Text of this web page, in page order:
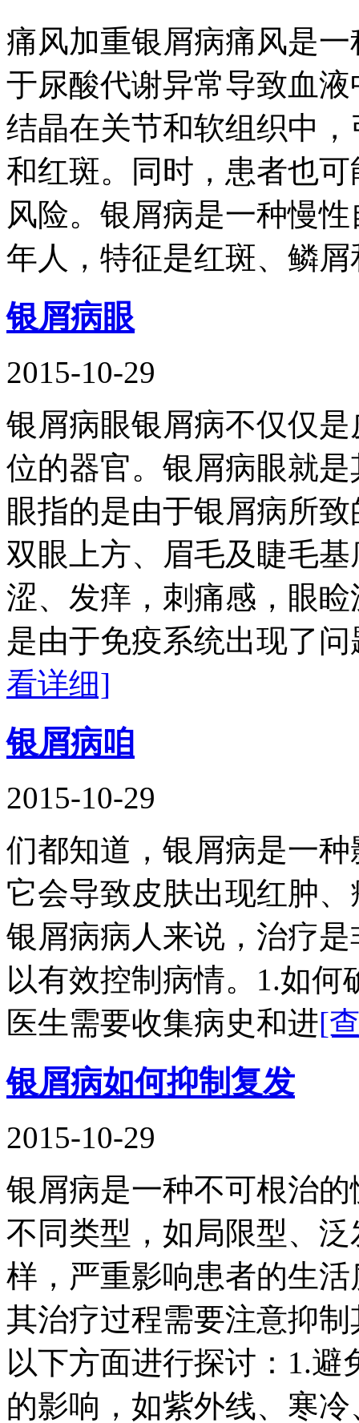
痛风加重银屑病痛风是
于尿酸代谢异常导致血
结晶在关节和软组织中
和红斑。同时，患者也
风险。银屑病是一种慢
年人，特征是红斑、鳞
银屑病眼
2015-10-29
银屑病眼银屑病不仅仅
位的器官。银屑病眼就
眼指的是由于银屑病所
双眼上方、眉毛及睫毛
涩、发痒，刺痛感，眼
是由于免疫系统出现了
看详细]
银屑病咱
2015-10-29
们都知道，银屑病是一
它会导致皮肤出现红肿
银屑病病人来说，治疗
以有效控制病情。1.如
医生需要收集病史和进[
银屑病如何抑制复发
2015-10-29
银屑病是一种不可根治
不同类型，如局限型、
样，严重影响患者的生
其治疗过程需要注意抑
以下方面进行探讨：1.
的影响，如紫外线、寒